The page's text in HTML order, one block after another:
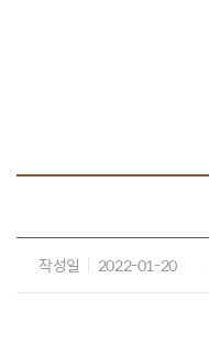
작성일 2022-01-20